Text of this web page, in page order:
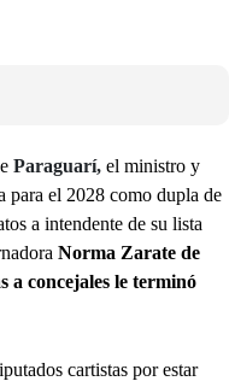
Paraguarí, el ministro y
para el 2028 como dupla de
a intendente de su lista
Norma Zarate de
a concejales le terminó
cartistas por estar